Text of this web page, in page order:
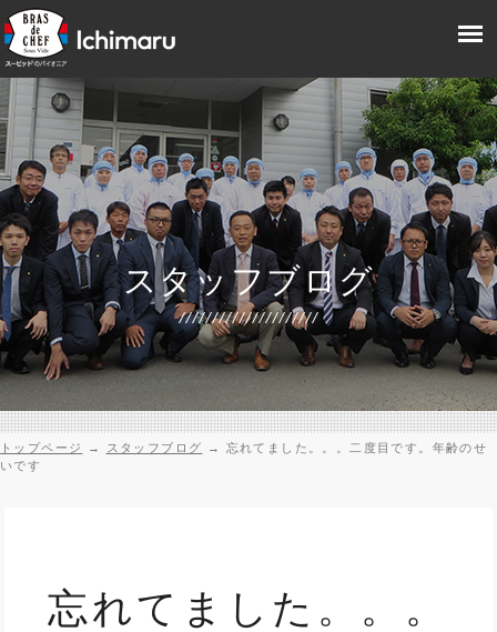
スタッフブログ
トップページ → スタッフブログ → 忘れてました。。。二度目です。年齢のせ
いです
忘れてました。。。